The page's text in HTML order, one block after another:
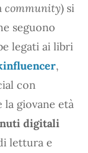
community) si
seguono
legati ai libri
,
con
la giovane età
digitali
lettura e